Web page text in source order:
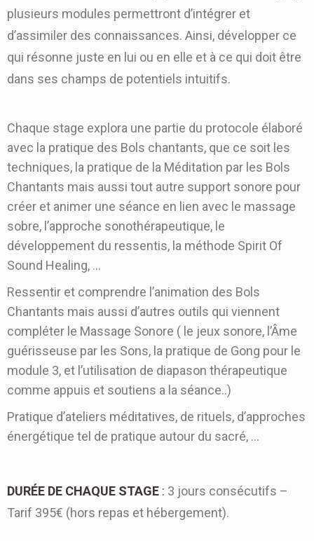
plusieurs modules permettront d’intégrer et
d’assimiler des connaissances. Ainsi, développer ce
qui résonne juste en lui ou en elle et à ce qui doit être
dans ses champs de potentiels intuitifs.
Chaque stage explora une partie du protocole élaboré
avec la pratique des Bols chantants, que ce soit les
techniques, la pratique de la Méditation par les Bols
Chantants mais aussi tout autre support sonore pour
créer et animer une séance en lien avec le massage
sobre, l’approche sonothérapeutique, le
développement du ressentis, la méthode Spirit Of
Sound Healing, …
Ressentir et comprendre l’animation des Bols
Chantants mais aussi d’autres outils qui viennent
compléter le Massage Sonore ( le jeux sonore, l’Âme
guérisseuse par les Sons, la pratique de Gong pour le
module 3, et l’utilisation de diapason thérapeutique
comme appuis et soutiens a la séance..)
Pratique d’ateliers méditatives, de rituels, d’approches
énergétique tel de pratique autour du sacré, …
DURÉE DE CHAQUE STAGE : 3 jours consécutifs –
Tarif 395€ (hors repas et hébergement).